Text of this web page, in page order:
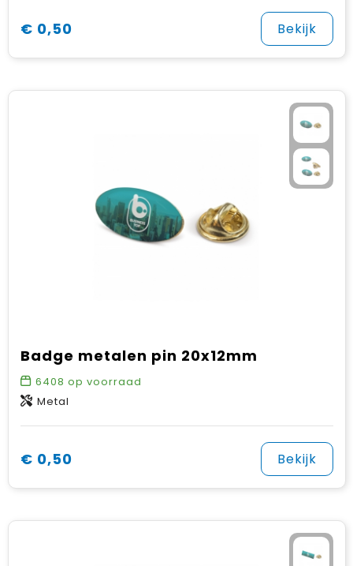
€ 0,50 Bekijk
Badge metalen pin 20x12mm
6408 op voorraad
Metal
€ 0,50 Bekijk